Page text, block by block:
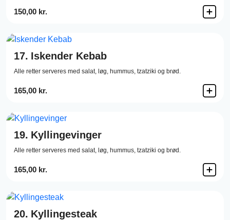
150,00 kr.
17. Iskender Kebab
Alle retter serveres med salat, løg, hummus, tzatziki og brød.
165,00 kr.
19. Kyllingevinger
Alle retter serveres med salat, løg, hummus, tzatziki og brød.
165,00 kr.
20. Kyllingesteak